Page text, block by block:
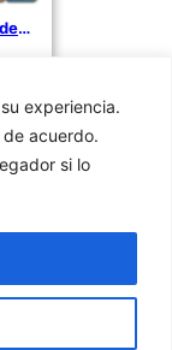
experiencia.
acuerdo.
si lo
CodeBlocks